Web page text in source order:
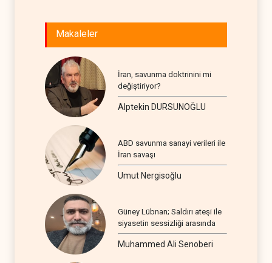
Makaleler
İran, savunma doktrinini mi
değiştiriyor?
Alptekin DURSUNOĞLU
ABD savunma sanayi verileri ile
İran savaşı
Umut Nergisoğlu
Güney Lübnan; Saldırı ateşi ile
siyasetin sessizliği arasında
Muhammed Ali Senoberi